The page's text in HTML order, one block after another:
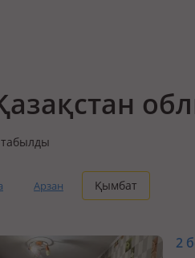
Арзан Қымбат
2